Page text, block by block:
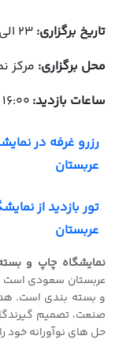
تاریخ برگزاری:
محل برگزاری: مرکز
ساعات بازدید:
رزرو غرفه در
عربستان
تور بازدید از
عربستان
نمایشگاه چاپ و
عربستان سعودی است
و بسته بندی است.
صنعت، تصمیم
حل های نوآورانه خود